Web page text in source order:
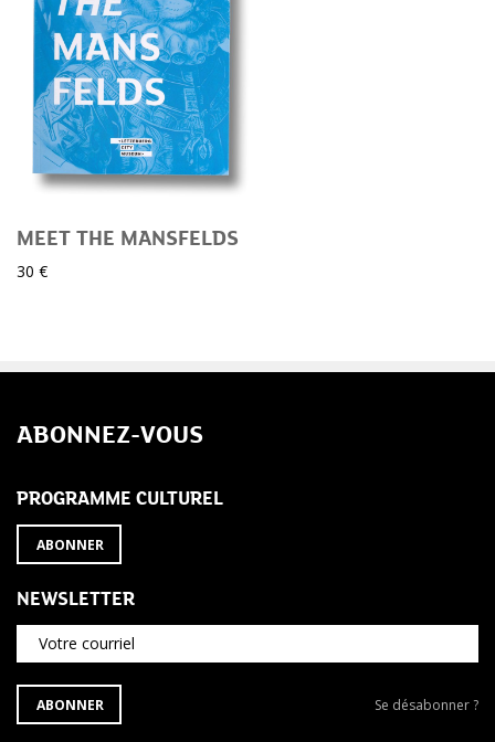
MEET THE MANSFELDS
30 €
ABONNEZ-VOUS
PROGRAMME CULTUREL
ABONNER
NEWSLETTER
Votre courriel
S'ABONNER
À
ABONNER
Se
Se désabonner ?